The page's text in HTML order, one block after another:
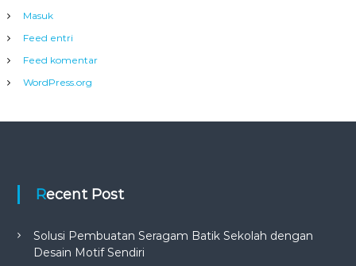
Masuk
Feed entri
Feed komentar
WordPress.org
Recent Post
Solusi Pembuatan Seragam Batik Sekolah dengan
Desain Motif Sendiri